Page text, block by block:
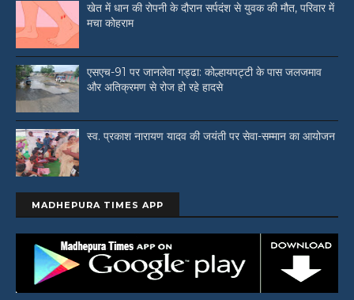
खेत में धान की रोपनी के दौरान सर्पदंश से युवक की मौत, परिवार में
मचा कोहराम
एसएच-91 पर जानलेवा गड्ढा: कोल्हायपट्टी के पास जलजमाव
और अतिक्रमण से रोज हो रहे हादसे
स्व. प्रकाश नारायण यादव की जयंती पर सेवा-सम्मान का आयोजन
MADHEPURA TIMES APP